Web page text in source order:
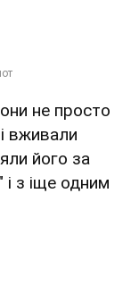
не просто
вживали
його за
і з іще одним